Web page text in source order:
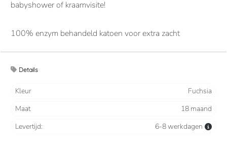
babyshower of kraamvisite!
100% enzym behandeld katoen voor extra zacht
dubbele stiksels.
Details
Kleur
Fuchsia
Maat
18 maand
Levertijd:
6-8 werkdagen